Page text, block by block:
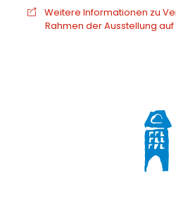
Weitere Informationen zu
Rahmen der Ausstellung